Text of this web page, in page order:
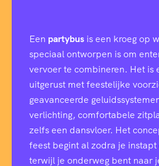
Een partybus is een kroeg op
speciaal ontworpen is om
vervoer te combineren. Het is
uitgerust met feestelijke
geavanceerde
verlichting, comfortabele
zelfs een dansvloer. Het
feest begint al zodra je
terwijl je onderweg bent naar